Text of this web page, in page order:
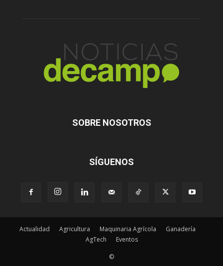
SOBRE NOSOTROS
SÍGUENOS
Actualidad Agricultura Maquinaria Agrícola
Ganadería
AgTech
Eventos
©